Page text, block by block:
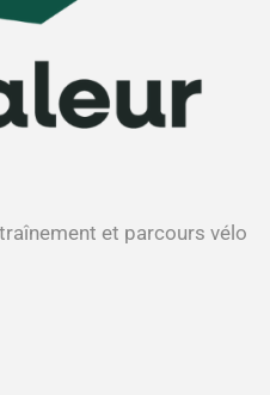
et parcours vélo